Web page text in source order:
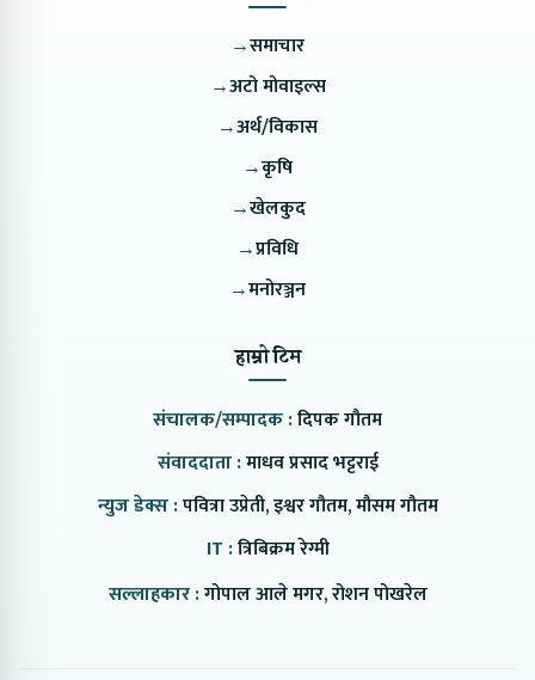
→समाचार
→अटो मोवाइल्स
→अर्थ/विकास
→कृषि
→खेलकुद
→प्रविधि
→मनोरञ्जन
हाम्रो टिम
संचालक/सम्पादक :दिपक गौतम
संवाददाता :माधव प्रसाद भट्टराई
न्युज डेक्स :पवित्रा उप्रेती, इश्वर गौतम, मौसम गौतम
IT :त्रिबिक्रम रेग्मी
सल्लाहकार :गोपाल आले मगर, रोशन पोखरेल